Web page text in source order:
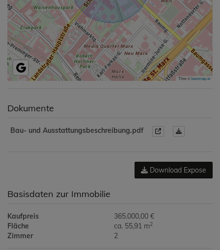
Tiles ©basemap.at
Dokumente
Bau- und Ausstattungsbeschreibung.pdf
Download Expose
Basisdaten zur Immobilie
Kaufpreis
365.000,00 €
Fläche
ca. 55,91 m2
Zimmer 2